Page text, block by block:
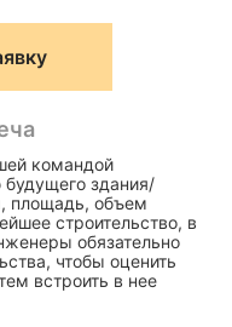
командой
будущего здания/
площадь, объем
строительство, в
обязательно
чтобы оценить
встроить в нее